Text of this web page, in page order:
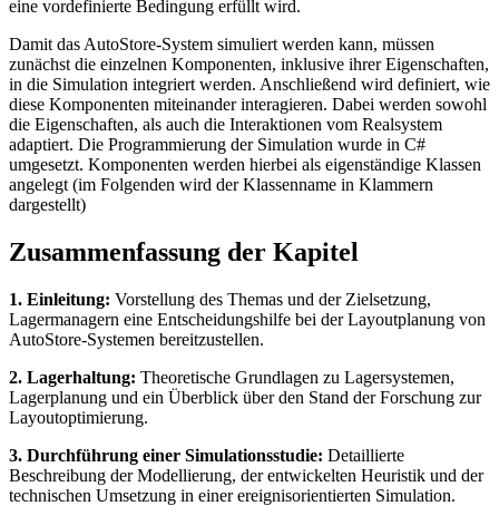
eine vordefinierte Bedingung erfüllt wird.
Damit das AutoStore-System simuliert werden kann, müssen
zunächst die einzelnen Komponenten, inklusive ihrer Eigenschaften,
in die Simulation integriert werden. Anschließend wird definiert, wie
diese Komponenten miteinander interagieren. Dabei werden sowohl
die Eigenschaften, als auch die Interaktionen vom Realsystem
adaptiert. Die Programmierung der Simulation wurde in C#
umgesetzt. Komponenten werden hierbei als eigenständige Klassen
angelegt (im Folgenden wird der Klassenname in Klammern
dargestellt)
Zusammenfassung der Kapitel
1. Einleitung: Vorstellung des Themas und der Zielsetzung,
Lagermanagern eine Entscheidungshilfe bei der Layoutplanung von
AutoStore-Systemen bereitzustellen.
2. Lagerhaltung: Theoretische Grundlagen zu Lagersystemen,
Lagerplanung und ein Überblick über den Stand der Forschung zur
Layoutoptimierung.
3. Durchführung einer Simulationsstudie: Detaillierte
Beschreibung der Modellierung, der entwickelten Heuristik und der
technischen Umsetzung in einer ereignisorientierten Simulation.